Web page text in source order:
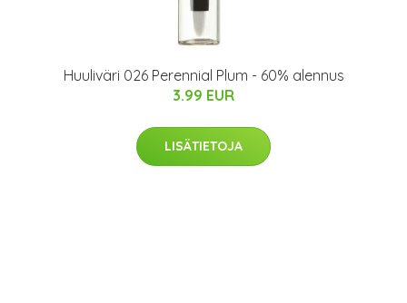
Huuliväri 026 Perennial Plum - 60% alennus
3.99 EUR
LISÄTIETOJA